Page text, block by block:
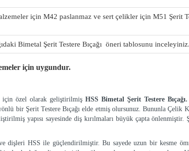
için M42 paslanmaz ve sert çelikler için M51 Şerit
Bimetal Şerit Testere Bıçağı öneri tablosunu inceleyiniz.
için uygundur.
için özel olarak geliştirilmiş HSS Bimetal Şerit Testere Bıçağı.
bir Şerit Testere Bıçağı elde etmiş olursunuz. Bununla
yapısı sayesinde diş kırılmaları büyük çapta önlenmiştir.
ve dişleri HSS ile güçlendirilmiştir. Bu sayede uzun bir kesme